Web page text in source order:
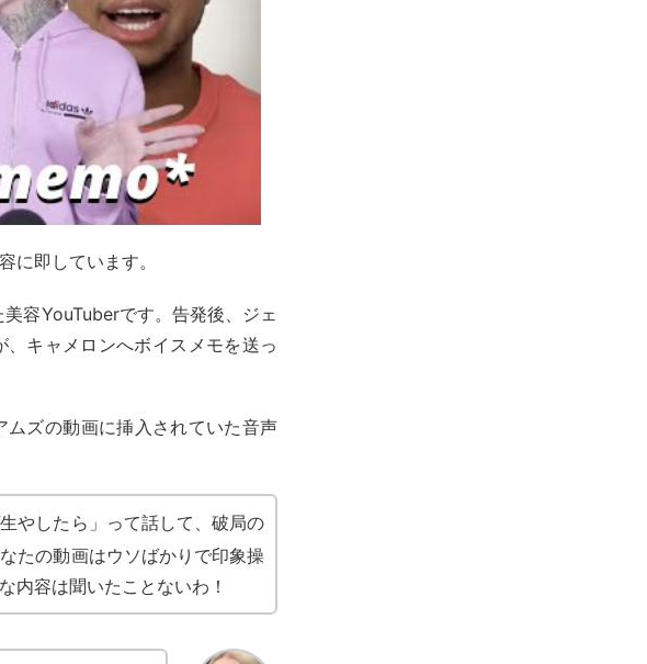
に即しています。
美容YouTuberです。告発後、ジェ
キャメロンへボイスメモを送っ
ムズの動画に挿入されていた音声
やしたら」って話して、破局の
たの動画はウソばかりで印象操
内容は聞いたことないわ！